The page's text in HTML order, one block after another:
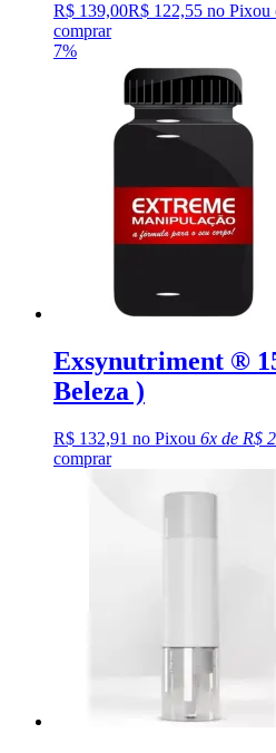
R$ 139,00R$ 122,55 no Pixou
comprar
7%
Exsynutriment ®
Beleza )
R$ 132,91 no Pixou 6x de R$
comprar